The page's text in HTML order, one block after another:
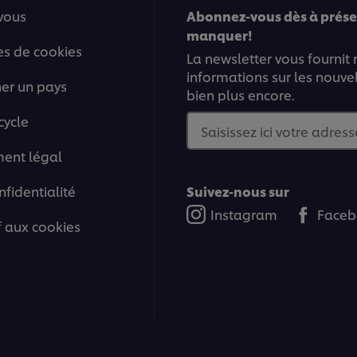
de cookies
un pays
légal
aux cookies
Abonnez-vous dès à
manquer!
La newsletter vous fournit
informations sur les
bien plus encore.
Saisissez ici votre
Suivez-nous sur
Instagram